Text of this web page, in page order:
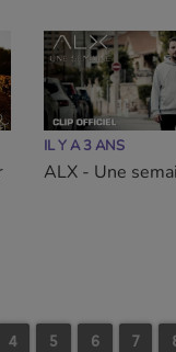
IL Y A 3 ANS
ALX - Une
4 5 6 7